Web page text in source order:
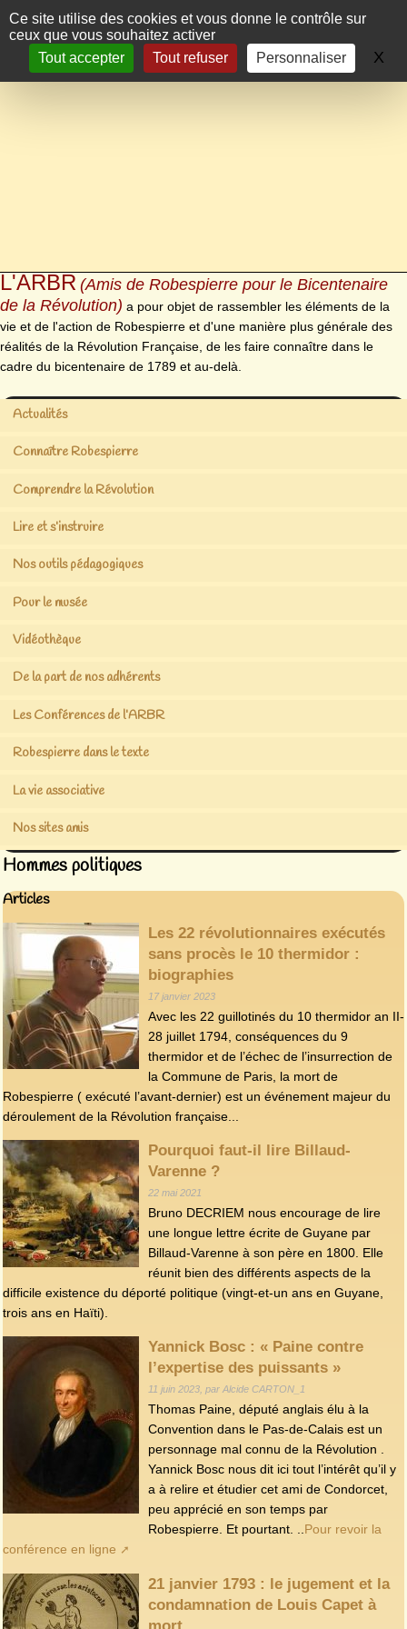
Panneau de gestion des cookies
Ce site utilise des cookies et vous donne le contrôle sur
ceux que vous souhaitez activer
Tout accepter
Tout refuser Personnaliser X
L'ARBR (Amis de Robespierre pour le Bicentenaire
de la Révolution) a pour objet de rassembler les éléments de la
vie et de l'action de Robespierre et d'une manière plus générale des
réalités de la Révolution Française, de les faire connaître dans le
cadre du bicentenaire de 1789 et au-delà.
Actualités
Connaître Robespierre
Comprendre la Révolution
Lire et s’instruire
Nos outils pédagogiques
Pour le musée
Vidéothèque
De la part de nos adhérents
Les Conférences de l’ARBR
Robespierre dans le texte
La vie associative
Nos sites amis
Hommes politiques
Articles
Les 22 révolutionnaires exécutés
sans procès le 10 thermidor :
biographies
17 janvier 2023
Avec les 22 guillotinés du 10 thermidor an II-
28 juillet 1794, conséquences du 9
thermidor et de l’échec de l’insurrection de
la Commune de Paris, la mort de
Robespierre ( exécuté l’avant-dernier) est un événement majeur du
déroulement de la Révolution française...
Pourquoi faut-il lire Billaud-
Varenne ?
22 mai 2021
Bruno DECRIEM nous encourage de lire
une longue lettre écrite de Guyane par
Billaud-Varenne à son père en 1800. Elle
réunit bien des différents aspects de la
difficile existence du déporté politique (vingt-et-un ans en Guyane,
trois ans en Haïti).
Yannick Bosc : « Paine contre
l’expertise des puissants »
11 juin 2023, par Alcide CARTON_1
Thomas Paine, député anglais élu à la
Convention dans le Pas-de-Calais est un
personnage mal connu de la Révolution .
Yannick Bosc nous dit ici tout l’intérêt qu’il y
a à relire et étudier cet ami de Condorcet,
peu apprécié en son temps par
Robespierre. Et pourtant. .. Pour revoir la
conférence en ligne
21 janvier 1793 : le jugement et la
condamnation de Louis Capet à
mort.